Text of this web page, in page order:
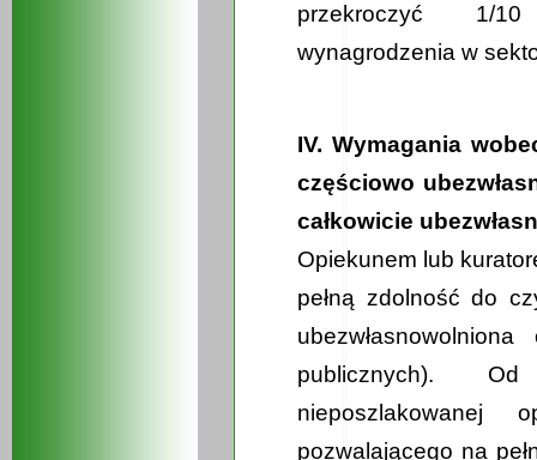
przekroczyć 1/
wynagrodzenia w
IV. Wymagania
częściowo
całkowicie
Opiekunem lub
pełną zdolność do
publicznych).
nieposzlakowanej
pozwalającego na